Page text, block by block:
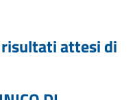
attesi di